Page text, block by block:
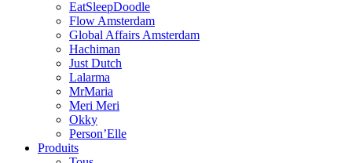
EatSleepDoodle
Flow Amsterdam
Global Affairs Amsterdam
Hachiman
Just Dutch
Lalarma
MrMaria
Meri Meri
Okky
Person’Elle
Produits